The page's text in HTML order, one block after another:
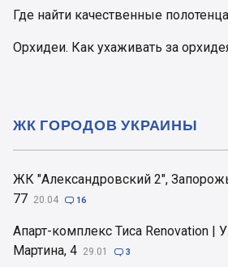
Где найти качественные
Орхидеи. Как ухаживать за
ЖК "Александровский 2",
77 20.04  16
Апарт-комплекс Тиса Renovation |
Мартина, 4 29.01  3
ЖК ГОРОДОВ УКРАИНЫ